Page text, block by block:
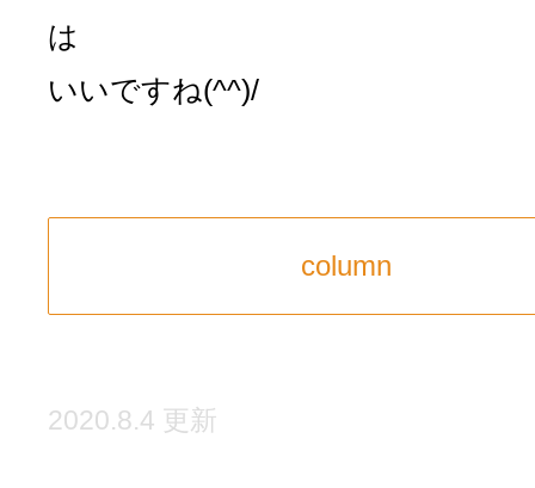
は
いいですね(^^)/
column
2020.8.4 更新